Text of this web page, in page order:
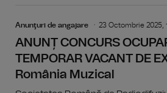
Anunţuri de angajare 23 Octombrie 2025,
ANUNȚ CONCURS
TEMPORAR VACANT DE
România Muzical